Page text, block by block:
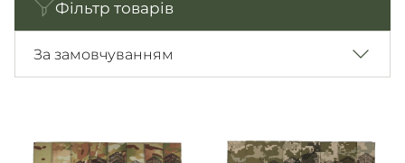
Увійти
Аксесуари
Ліхтарі , біноклі та елементи живлення
Фільтр товарів
За замовчуванням